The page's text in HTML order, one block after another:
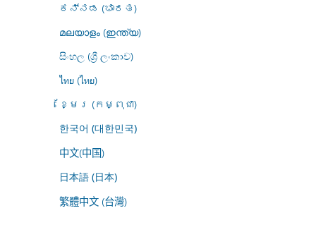
ಕನ್ನಡ (ಭಾರತ)
മലയാളം (ഇന്ത്യ)
සිංහල (ශ්‍රී ලංකාව)
ไทย (ไทย)
ខ្មែរ (កម្ពុជា)
한국어 (대한민국)
中文(中国)
日本語 (日本)
繁體中文 (台灣)